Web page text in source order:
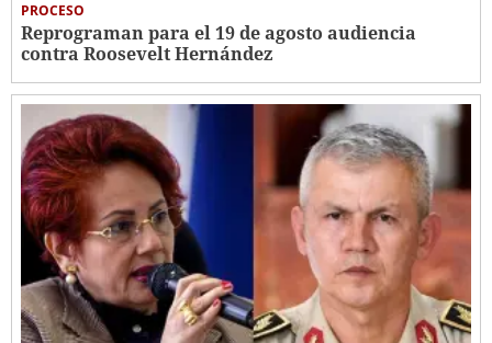
PROCESO
Reprograman para el 19 de agosto audiencia
contra Roosevelt Hernández